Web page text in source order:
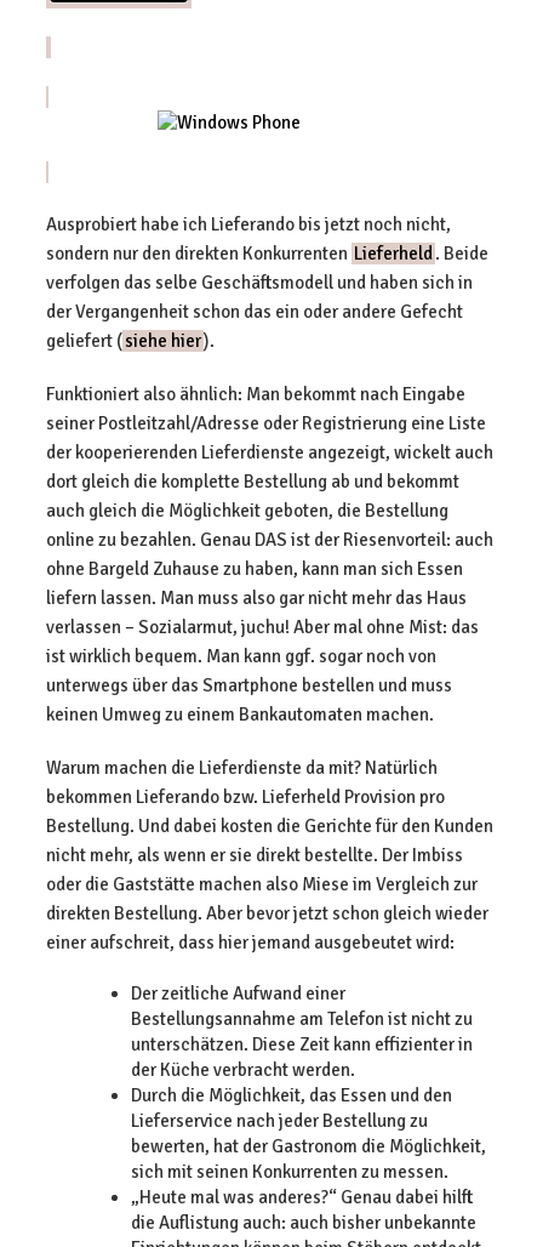
Ausprobiert habe ich Lieferando bis jetzt noch nicht,
sondern nur den direkten Konkurrenten Lieferheld. Beide
verfolgen das selbe Geschäftsmodell und haben sich in
der Vergangenheit schon das ein oder andere Gefecht
geliefert (siehe hier).
Funktioniert also ähnlich: Man bekommt nach Eingabe
seiner Postleitzahl/Adresse oder Registrierung eine Liste
der kooperierenden Lieferdienste angezeigt, wickelt auch
dort gleich die komplette Bestellung ab und bekommt
auch gleich die Möglichkeit geboten, die Bestellung
online zu bezahlen. Genau DAS ist der Riesenvorteil: auch
ohne Bargeld Zuhause zu haben, kann man sich Essen
liefern lassen. Man muss also gar nicht mehr das Haus
verlassen – Sozialarmut, juchu! Aber mal ohne Mist: das
ist wirklich bequem. Man kann ggf. sogar noch von
unterwegs über das Smartphone bestellen und muss
keinen Umweg zu einem Bankautomaten machen.
Warum machen die Lieferdienste da mit? Natürlich
bekommen Lieferando bzw. Lieferheld Provision pro
Bestellung. Und dabei kosten die Gerichte für den Kunden
nicht mehr, als wenn er sie direkt bestellte. Der Imbiss
oder die Gaststätte machen also Miese im Vergleich zur
direkten Bestellung. Aber bevor jetzt schon gleich wieder
einer aufschreit, dass hier jemand ausgebeutet wird:
Der zeitliche Aufwand einer
Bestellungsannahme am Telefon ist nicht zu
unterschätzen. Diese Zeit kann effizienter in
der Küche verbracht werden.
Durch die Möglichkeit, das Essen und den
Lieferservice nach jeder Bestellung zu
bewerten, hat der Gastronom die Möglichkeit,
sich mit seinen Konkurrenten zu messen.
„Heute mal was anderes?“ Genau dabei hilft
die Auflistung auch: auch bisher unbekannte